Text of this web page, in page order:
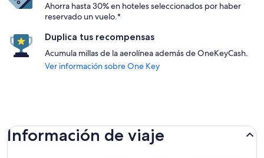
Ahorra hasta 30% en hoteles seleccionados por haber
reservado un vuelo.*
Duplica tus recompensas
Acumula millas de la aerolínea además de OneKeyCash.
Ver información sobre One Key
Información de viaje